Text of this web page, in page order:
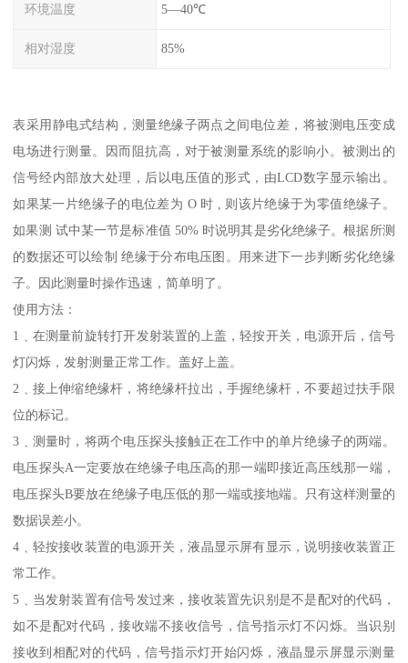
环境温度 5—40℃
相对湿度 85%
表采用静电式结构，测量绝缘子两点之间电位差，将被测电压变成
电场进行测量。因而阻抗高，对于被测量系统的影响小。被测出的
信号经内部放大处理，后以电压值的形式，由LCD数字显示输出。
如果某一片绝缘子的电位差为 O 时 , 则该片绝缘于为零值绝缘子。
如果测 试中某一节是标准值 50% 时说明其是劣化绝缘子。根据所测
的数据还可以绘制 绝缘于分布电压图。用来进下一步判断劣化绝缘
子。因此测量时操作迅速，简单明了。
使用方法：
1﹑在测量前旋转打开发射装置的上盖，轻按开关，电源开后，信号
灯闪烁，发射测量正常工作。盖好上盖。
2﹑接上伸缩绝缘杆，将绝缘杆拉出，手握绝缘杆，不要超过扶手限
位的标记。
3﹑测量时，将两个电压探头接触正在工作中的单片绝缘子的两端。
电压探头A一定要放在绝缘子电压高的那一端即接近高压线那一端，
电压探头B要放在绝缘子电压低的那一端或接地端。只有这样测量的
数据误差小。
4﹑轻按接收装置的电源开关，液晶显示屏有显示，说明接收装置正
常工作。
5﹑当发射装置有信号发过来，接收装置先识别是不是配对的代码，
如不是配对代码，接收端不接收信号，信号指示灯不闪烁。当识别
接收到相配对的代码，信号指示灯开始闪烁，液晶显示屏显示测量